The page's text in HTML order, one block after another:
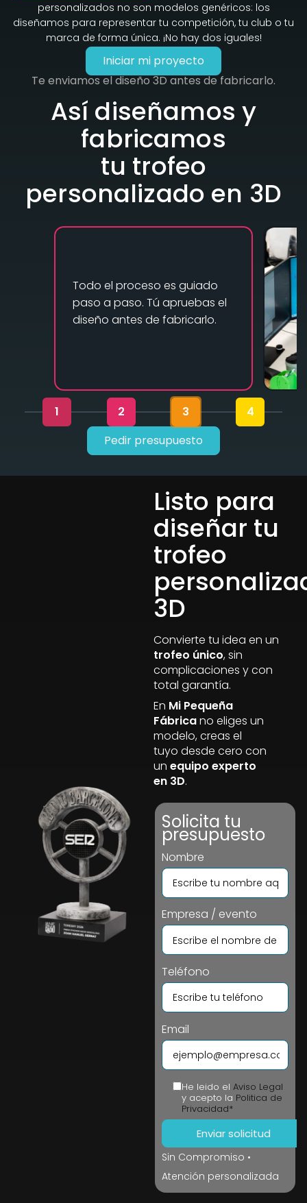
personalizados no son modelos genéricos: los
diseñamos para representar tu competición, tu club o tu
marca de forma única. ¡No hay dos iguales!
Iniciar mi proyecto
Te enviamos el diseño 3D antes de fabricarlo.
Así diseñamos y
fabricamos
tu trofeo
personalizado en 3D
Todo el proceso es guiado
paso a paso. Tú apruebas el
diseño antes de fabricarlo.
1 2 3
4
Pedir presupuesto
Listo para
diseñar tu
trofeo
3D
Convierte tu idea en un
trofeo único, sin
complicaciones y con
total garantía.
En Mi Pequeña
Fábricano eliges un
modelo, creas el
tuyo desde cero con
un equipo experto
en 3D.
Solicita tu
presupuesto
Nombre
Empresa / evento
Teléfono
Email
He leido el Aviso Legal
y acepto la Politica de
Privacidad*
Sin Compromiso •
Atención personalizada